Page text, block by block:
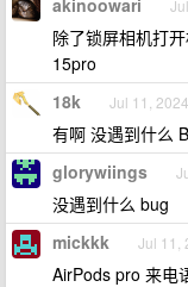
akinoowari
除了锁屏相机打
15pro
18k Jul 11, 2024
有啊 没遇到什么
glorywiings
没遇到什么 bug
mickkk Jul 11,
AirPods pro 来电